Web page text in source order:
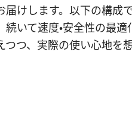
けします。以下の構成
いて速度・安全性の最
つ、実際の使い心地を